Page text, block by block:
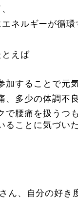
エネルギーが循
えば
加することで元
、多少の体調不
で腰痛を扱う
ることに気づい
ん、 自分の好き